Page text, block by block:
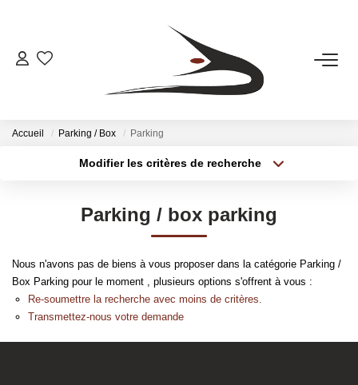
ACHETER
LOUER
La Société
Le Rayonnement
L'équipe
OUTILS
Accueil Parking / Box Parking
Modifier les critères de recherche
Type de bien
Surface min
Budget max Plus de critères
Parking / box parking
Nous n'avons pas de biens à vous proposer dans la catégorie Parking /
Box Parking pour le moment , plusieurs options s'offrent à vous :
Re-soumettre la recherche avec moins de critères.
Transmettez-nous votre demande